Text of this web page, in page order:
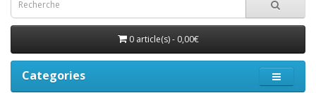
0 article(s) - 0,00€
Categories